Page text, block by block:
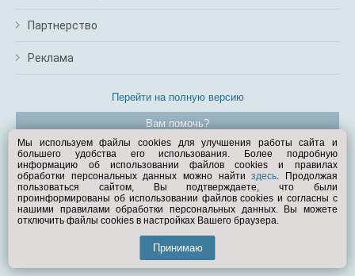
Партнерство
Реклама
Перейти на полную версию
Вам помочь?
© Exist.ru 1998—2026
Мы используем файлы cookies для улучшения работы сайта и
большего удобства его использования. Более подробную
информацию об использовании файлов cookies и правилах
обработки персональных данных можно найтиздесь. Продолжая
пользоваться сайтом, Вы подтверждаете, что были
проинформированы об использовании файлов cookies и согласны с
нашими правилами обработки персональных данных. Вы можете
отключить файлы cookies в настройках Вашего браузера.
Принимаю